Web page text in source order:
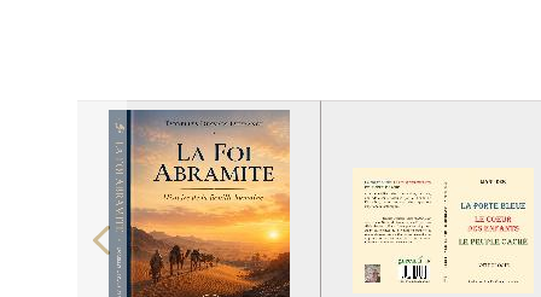
Previous